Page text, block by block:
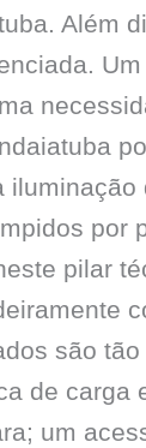
Além
iluminação
por
pilar
são
de carga
um